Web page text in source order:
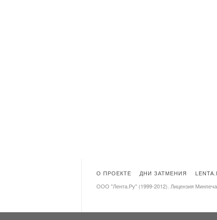
О ПРОЕКТЕ ДНИ ЗАТМЕНИЯ
ООО "Лента.Ру" (1999-2012). Лицензия